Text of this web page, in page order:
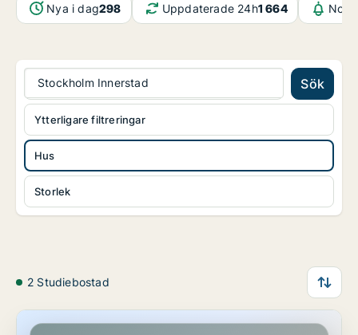
Nya i dag298 Uppdaterade 24h1 664
Stockholm Innerstad Sök
Hus
Storlek
Ytterligare filtreringar
2 Studiebostad
Hus i Stockholm Innerstad